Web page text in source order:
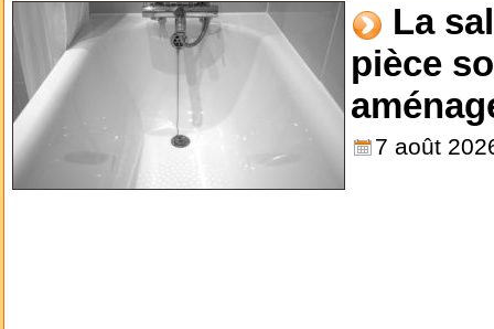
La
pièce
7 août